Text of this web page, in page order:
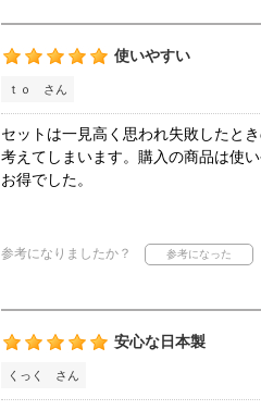
使いやすい
ｔｏ さん
セットは一見高く思われ失敗したと
考えてしまいます。購入の商品は使
お得でした。
参考になりましたか？
安心な日本製
くっく さん